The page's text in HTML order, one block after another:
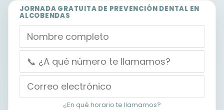
JORNADA GRATUITA DE PREVENCIÓN DENTAL EN
ALCOBENDAS
¿En qué horario te llamamos?